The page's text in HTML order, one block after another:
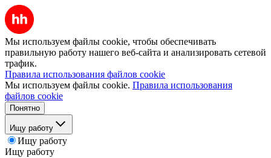
Мы используем файлы cookie, чтобы обеспечивать
правильную работу нашего веб-сайта и анализировать сетевой
трафик.
Правила использования файлов cookie
Мы используем файлы cookie. Правила использования
файлов cookie
Понятно
Ищу работу
Ищу работу
Ищу работу